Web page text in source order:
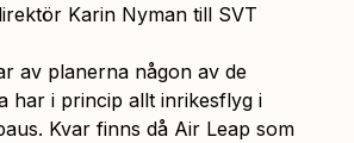
Karin Nyman till SVT
av planerna någon av de
har i princip allt inrikesflyg i
Kvar finns då Air Leap som